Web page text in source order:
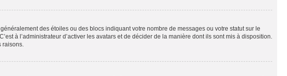
des étoiles ou des blocs indiquant votre nombre de messages ou votre statut sur le
à l’administrateur d’activer les avatars et de décider de la manière dont ils sont mis à disposition.
raisons.